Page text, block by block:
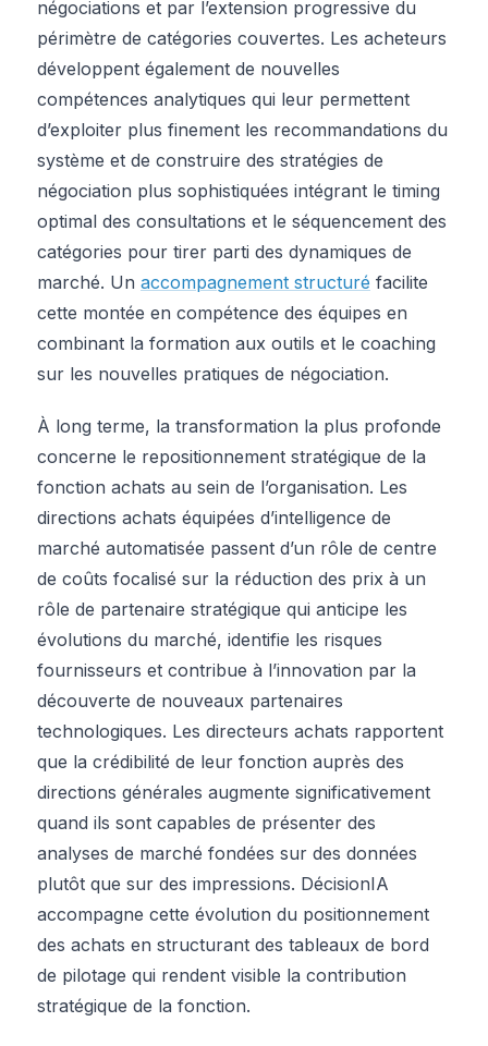
négociations et par l’extension progressive du
périmètre de catégories couvertes. Les acheteurs
développent également de nouvelles
compétences analytiques qui leur permettent
d’exploiter plus finement les recommandations du
système et de construire des stratégies de
négociation plus sophistiquées intégrant le timing
optimal des consultations et le séquencement des
catégories pour tirer parti des dynamiques de
marché. Un accompagnement structuré facilite
cette montée en compétence des équipes en
combinant la formation aux outils et le coaching
sur les nouvelles pratiques de négociation.
À long terme, la transformation la plus profonde
concerne le repositionnement stratégique de la
fonction achats au sein de l’organisation. Les
directions achats équipées d’intelligence de
marché automatisée passent d’un rôle de centre
de coûts focalisé sur la réduction des prix à un
rôle de partenaire stratégique qui anticipe les
évolutions du marché, identifie les risques
fournisseurs et contribue à l’innovation par la
découverte de nouveaux partenaires
technologiques. Les directeurs achats rapportent
que la crédibilité de leur fonction auprès des
directions générales augmente significativement
quand ils sont capables de présenter des
analyses de marché fondées sur des données
plutôt que sur des impressions. DécisionIA
accompagne cette évolution du positionnement
des achats en structurant des tableaux de bord
de pilotage qui rendent visible la contribution
stratégique de la fonction.